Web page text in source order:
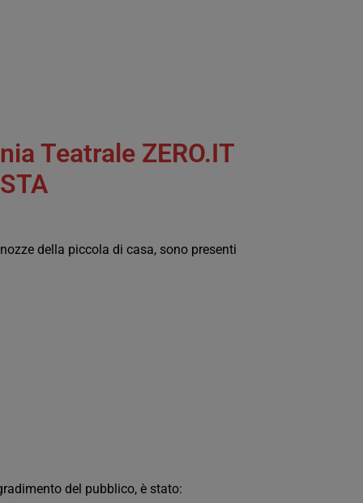
Teatrale ZERO.IT
della piccola di casa, sono presenti
del pubblico, è stato: